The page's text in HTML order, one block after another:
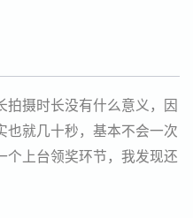
拍摄时长没有什么意义，因
就几十秒，基本不会一次
个上台领奖环节，我发现还